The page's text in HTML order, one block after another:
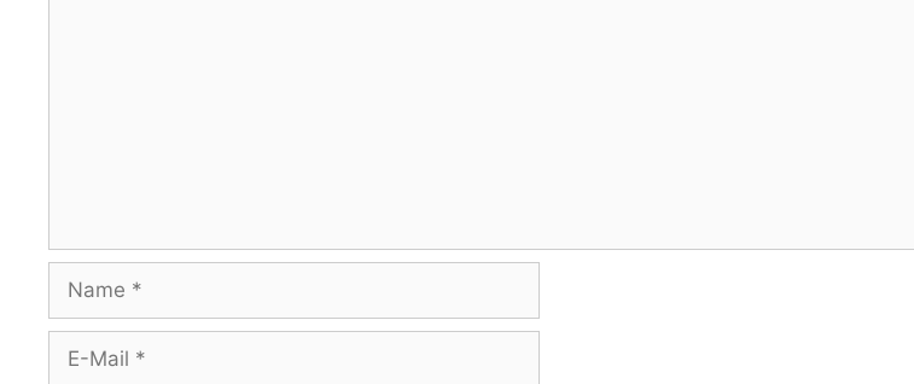
Name